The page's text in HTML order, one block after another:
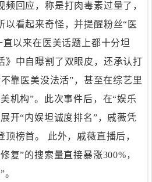
回应，称是打肉毒素过量了，
以看起来奇怪，并提醒粉丝“医
以来在医美话题上都十分坦
》中自曝割了双眼皮，还承认打
靠医美没法活”，甚至在综艺里
机构”。此次事件后，在“娱乐
开“内娱坦诚度排名”，戚薇凭
榜首。 此外，戚薇直播后，
复”的搜索量直接暴涨300%，